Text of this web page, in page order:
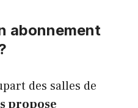
abonnement
des salles de
propose